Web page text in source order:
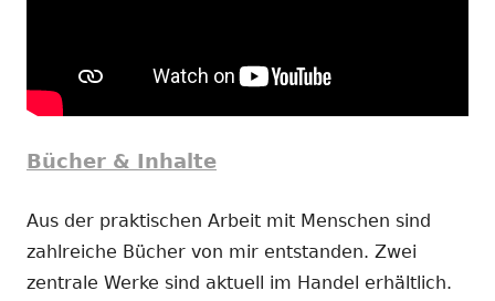
Bücher & Inhalte
Aus der praktischen Arbeit mit Menschen sind
zahlreiche Bücher von mir entstanden. Zwei
zentrale Werke sind aktuell im Handel erhältlich.